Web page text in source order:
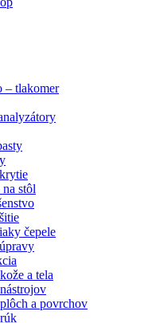
– tlakomer
stôl
čepele
a tela
a povrchov